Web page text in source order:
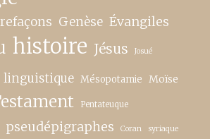
Genèse Évangiles
histoire Jésus Josué
linguistique Mésopotamie Moïse
Pentateuque
pseudépigraphes Coran syriaque